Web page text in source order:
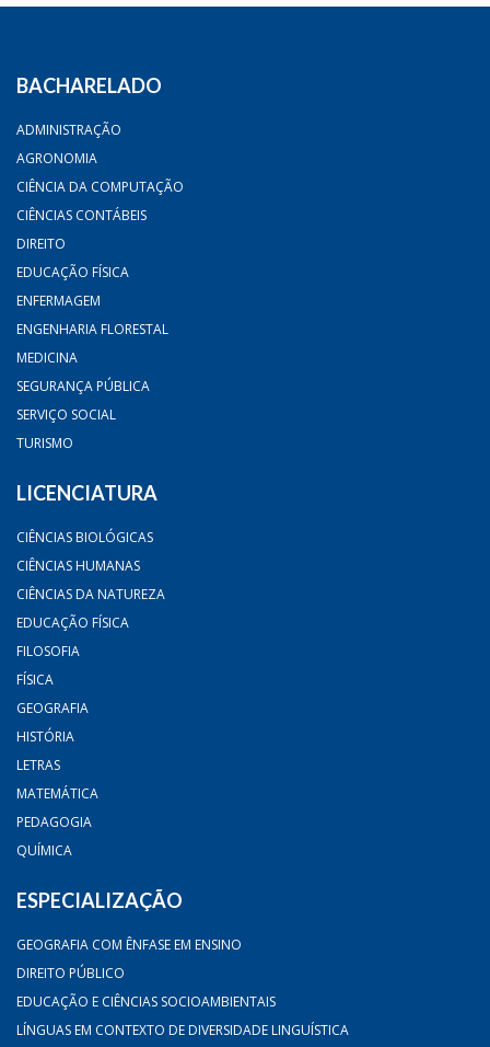
BACHARELADO
ADMINISTRAÇÃO
AGRONOMIA
CIÊNCIA DA COMPUTAÇÃO
CIÊNCIAS CONTÁBEIS
DIREITO
EDUCAÇÃO FÍSICA
ENFERMAGEM
ENGENHARIA FLORESTAL
MEDICINA
SEGURANÇA PÚBLICA
SERVIÇO SOCIAL
TURISMO
LICENCIATURA
CIÊNCIAS BIOLÓGICAS
CIÊNCIAS HUMANAS
CIÊNCIAS DA NATUREZA
EDUCAÇÃO FÍSICA
FILOSOFIA
FÍSICA
GEOGRAFIA
HISTÓRIA
LETRAS
MATEMÁTICA
PEDAGOGIA
QUÍMICA
ESPECIALIZAÇÃO
GEOGRAFIA COM ÊNFASE EM ENSINO
DIREITO PÚBLICO
EDUCAÇÃO E CIÊNCIAS SOCIOAMBIENTAIS
LÍNGUAS EM CONTEXTO DE DIVERSIDADE LINGUÍSTICA